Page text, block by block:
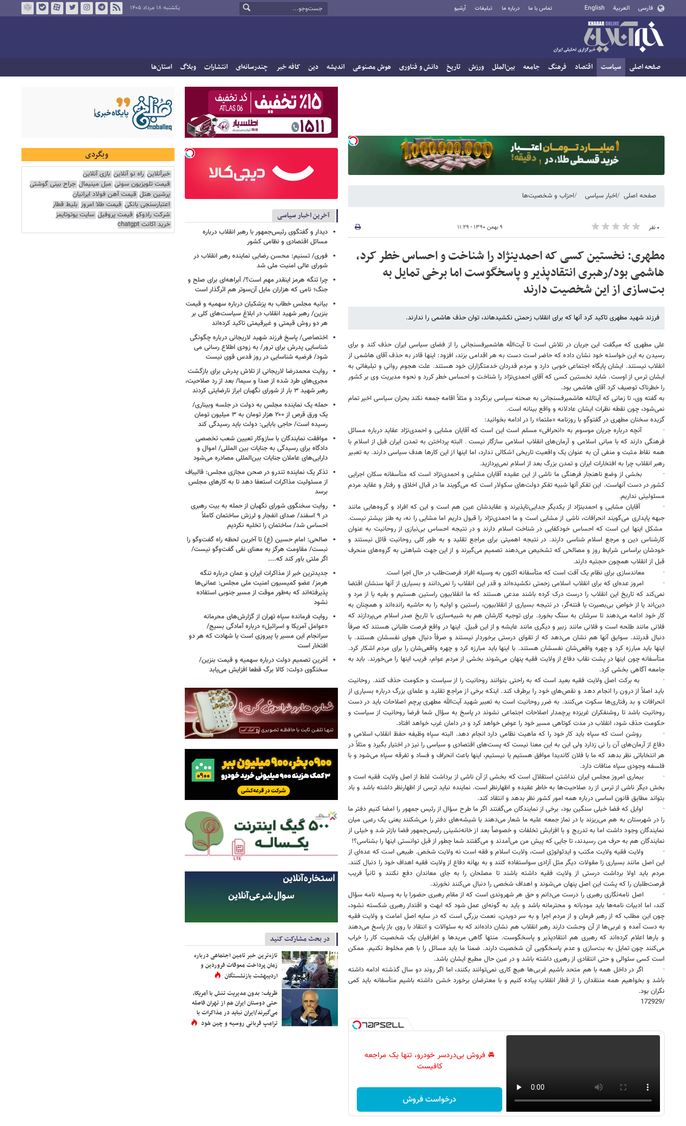
فارسی العربية English تماس با ما درباره ما تبلیغات آرشیو یکشنبه ۱۸ مرداد ۱۴۰۵
صفحه اصلی سیاست اقتصاد فرهنگ جامعه بین‌الملل ورزش تاریخ دانش و فناوری هوش مصنوعی اندیشه دین کافه خبر چندرسانه‌ای انتشارات وبلاگ استان‌ها
صفحه اصلی اخبار سیاسی احزاب و شخصیت‌ها
۰ نفر ۹ بهمن ۱۳۹۰ - ۱۱:۲۹
مطهری: نخستین کسی که احمدی​نژاد را شناخت و احساس خطر کرد،
هاشمی بود/رهبری انتقاد‌پذیر و پاسخگوست اما برخی تمایل به
بت‌سازی از این شخصیت دارند
فرزند شهید مطهری تاکید کرد آنها که برای انقلاب زحمتی نکشیده​اند، توان حذف هاشمی را ندارند.
علی مطهری که می​گفت این جریان در تلاش است تا آیت‌الله هاشمی​رفسنجانی را از فضای سیاسی ایران حذف کند و برای
رسیدن به این خواسته خود نشان داده که حاضر است دست به هر اقدامی بزند، افزود: اینها قادر به حذف آقای هاشمی از
انقلاب نیستند. ایشان پایگاه اجتماعی خوبی دارد و مردم قدردان خدمتگزاران خود هستند. علت هجوم روانی و تبلیغاتی به
ایشان ترس از اوست. شاید نخستین کسی که آقای احمد‌ی‌نژاد را شناخت و احساس خطر کررد و نحوه مدیریت وی بر کشور
را خطرناک توصیف کرد آقای هاشمی بود.
به گفته وی، تا زمانی که آیت​الله هاشمی​رفسنجانی به صحنه سیاسی برنگردد و مثلاً اقامه جمعه نکند بحران سیاسی اخیر تمام
نمی‌شود، چون نقطه نظرات ایشان عادلانه و واقع بینانه است.
گزیده سخنان مطهری در گفت​وگو با روزنامه «ملت​ما» را در ادامه بخوانید:
·
آنچه درباره جریان موسوم به «انحرافی» مسلم است این است که آقایان مشایی و احمدی‌نژاد عقاید درباره مسائل
فرهنگی دارند که با مبانی اسلامی و آرمان‌های انقلاب اسلامی سازگار نیست. البته پرداختن به تمدن ایران قبل از اسلام با
همه نقاط مثبت و منفی آن به عنوان یک واقعیت تاریخی اشکالی ندارد، اما اینها از این کار‌ها هدف سیاسی دارند. به تعبیر
رهبر انقلاب چرا به افتخارات ایران و تمدن بزرگ بعد از اسلام نمی‌پردازید.
·
بخشی از وضع ناهنجار فرهنگی ما ناشی از این عقیده آقایان مشایی و احمدی‌نژاد است که متأسفانه سکان اجرایی
کشور در دست آنهاست. این تفکر آنها شبیه تفکر دولت‌های سکولار است که می‌گویند ما در قبال اخلاق و رفتار و عقاید مردم
مسئولیتی نداریم.
·
آقایان مشایی و احمدی​نژاد از یکدیگر جدایی‌ناپذیرند و عقایدشان عین هم است و این که افراد و گروه‌هایی مانند
جبهه پایداری می‌گویند انحرافات، ناشی از مشایی است و ما احمدی‌نژاد را قبول داریم اما مشایی را نه، یه طنز بیشتر نیست.
مشکل اینها این است که احساس خود‌کفایی در شناخت اسلام دارند و در نتیجه احساس بی‌نیازی از روحانیت به عنوان
کارشناس دین و مرجع اسلام شناسی دارند. در نتیجه اهمیتی برای مراجع تقلید و به طور کلی روحانیت قائل نیستند و
خودشان براساس شرایط روز و مصالحی که تشخیص می‌دهند تصمیم می‌گیرند و از این جهت شباهتی به گروه‌های منحرف
قبل از انقلاب همچون حجتیه دارند.
· معاند‌سازی برای نظام یک آفت است که متأسفانه اکنون به وسیله افراد فرصت‌طلب در حال اجرا است.
·
امروز عده‌ای که برای انقلاب اسلامی زحمتی نکشیده‌اند و قدر این انقلاب را نمی‌دانند و بسیاری از آنها سنشان اقتضا
نمی‌کند که تاریخ این انقلاب را درست درک کرده باشند مدعی هستند که ما انقلابیون راستین هستیم و بقیه یا از مرد و
دین‌اند یا از خواص بی‌بصیرت یا فتنه‌گر، در نتیجه بسیاری از انقلابیون، راستین و اولیه را به حاشیه رانده‌اند و همچنان به
کار خود ادامه می‌دهند تا سرشان به سنگ بخورد. برای توجیه کارشان هم به شبیه‌سازی با تاریخ صدر اسلام می‌پردازند که
فلانی مانند طلحه است و فلانی مانند زبیر و دیگری مانند عایشه و از این قبیل.
اینها در واقع فرصت طلبانی هستند که صرفاً
دنبال قدرتند. سوابق آنها هم نشان می‌دهد که از تقوای درستی برخوردار نیستند و صرفاً دنبال هوای نفسشان هستند. با
اینها باید مبارزه کرد و چهره واقعی‌شان نفسشان هستند. با اینها باید مبارزه کرد و چهره واقعی‌شان را برای مردم اشکار کرد.
متأسفانه چون اینها در پشت نقاب دفاع از ولایت فقیه پنهان می‌شوند بخشی از مردم عوام، فریب اینها را می‌خورند. باید به
جامعه آگاهی بخشی کرد.
·
به برکت اصل ولایت فقیه بعید است که به راحتی بتوانند روحانیت را از سیاست و حکومت حذف کنند. روحانیت
باید اصلاً از درون را انجام دهد و نقص‌های خود را برطرف کند. اینکه برخی از مراجع تقلید و علمای بزرگ درباره بسیاری از
انحرافات و بد رفتار‌ی‌ها سکوت می‌کنند. به ضرر روحانیت است به تعبیر شهید آیت‌الله مطهری پرچم اصلاحات باید در دست
روحانیت باشد تا روشنفکران غریزده پرچمدار اصلاحات اجتماعی نشوند در پاسخ به سؤال شما فرضا روحانیت از سیاست و
حکومت حذف شود، انقلاب در مدت کوتاهی مسیر خود را عوض خواهد کرد و در دامان غرب خواهد افتاد.
·
روشن است که سپاه باید کار خود را که ماهیت نظامی دارد انجام دهد. البته سپاه وظیفه حفظ انقلاب اسلامی و
دفاع از آرمان‌های آن را نی زدارد ولی این به این معنا نیست که پست‌های اقتصادی و سیاسی را نیز در اختیار بگیرد و مثلاً در
هر انتخاباتی نظر بدهد که ما با فلان کاندیدا موافق هستیم یا نیستیم، اینها باعث انحراف و فساد و تفرقه سپاه می‌شود و با
فلسفه وجودی سپاه منافات دارد.
·
بیماری امروز مجلس ایران نداشتن استقلال است که بخشی از آن ناشی از برداشت غلط از اصل ولایت فقیه است و
بخش دیگر ناشی از ترس از رد صلاحیت‌ها به خاطر عقیده و اظهار‌نظر‌ است. نماینده نباید ترسی از اظهار‌نظر داشته باشد و باد
بتواند مطابق قانون اساسی درباره همه امور کشور نظر بدهد و انتقاد کند.
·
اوایل که فضا خیلی سنگین بود، برخی از نمایندگان می‌گفتند اگر ما طرح سؤال از رئیس جمهور را امضا کنیم دفتر ما
را در شهرستان به هم می‌ریزند یا در نماز جمعه علیه ما شعار می‌دهند یا شیشه‌های دفتر را می‌شکنند یعنی یک رعبی میان
نمایندگان وجود داشت اما به تدریج و با افزایش تخلفات و خصوصاً بعد از خانه‌نشینی رئیس‌جمهور فضا باز‌تر شد و خیلی از
نمایندگان هم به حرف من رسیدند، تا جایی که پیش من می‌آمدند و می‌گفتند شما چطور از قبل توانستی اینها را بشناسی؟!
·
ولایت فقیه ولایت مکتب و ایدئولوژی است، ولایت اسلام و فقه است نه ولایت شخص. طبیعی است که عده‌‌ای از
این اصل مانند بسیاری زا مقولات دیگر مثل آزادی سو‌استفاده کنند و به بهانه دفاع از ولایت فقیه اهداف خود را دنبال کنند.
مردم باید اولا برداشت درستی از ولایت فقیه داشته باشند تا مصلحان را به جای معاندان دفع نکنند و ثانیاً فریب
فرصت‌طلبان را که پشت این اصل پنهان می‌شوند و اهداف شخصی را دنبال می‌کنند نخورند.
·
اصل نامه‌نگاری رهبری را درست می‌دانم و حق هر شهروندی است که از مقام رهبری حضورا یا به وسیله نامه سؤال
کند، اما ادبیات نامه‌ها باید مودبانه و محترمانه باشد و باید به گونه‌ای عمل شود که ابهت و اقتدار رهبری شکسته نشود،
چون این مطلب که از رهبر فرمان و از مردم اجرا و به سر دویدن، نعمت بزرگی است که در سایه اصل امامت و ولایت فقیه
به دست آمده و غربی‌ها از آن وحشت دارند رهبر انقلاب هم نشان داده‌اند که به سئوالات و انتقاد با روی باز پاسخ می‌دهند
و بارها اعلام کرده‌اند که رهبری هم انتقاد‌پذیر و پاسخگوست. منتها گاهی مرید‌ها و اطرافیان یک شخصیت کار را خراب
می‌کنند چون تمایل به بت‌سازی و عدم پاسخگویی آن شخصیت دارند. ضمنا ما باید مسائل را با هم مخلوط نکنیم. ممکن
است کسی سئوالی و حتی انتقادی از رهبری داشته باشد و در عین حال مطیع ایشان باشد.
·
اگر در داخل همه با هم متحد باشیم غربی‌ها هیچ کاری نمی‌توانند بکنند، اما اگر روند دو سال گذشته ادامه داشته
باشد و بخواهیم همه منتقدان را از قطار انقلاب پیاده کنیم و با معترضان برخورد خشن داشته باشیم متأسفانه باید کمی
نگران بود.
/172929
🚘 فروش بی‌دردسر خودرو، تنها یک مراجعه
کافیست
درخواست فروش
آخرین اخبار سیاسی
دیدار و گفتگوی رئیس‌جمهور با رهبر انقلاب درباره
مسائل اقتصادی و نظامی کشور
فوری/ تسنیم: محسن رضایی نماینده رهبر انقلاب در
شورای عالی امنیت ملی شد
چرا تنگه هرمز اینقدر مهم است؟/ آبراهه‌ای برای صلح و
جنگ؛ نامی که هزاران مایل آن‌سوتر هم اثرگذار است
بیانیه مجلس خطاب به پزشکیان درباره سهمیه و قیمت
بنزین/ رهبر شهید انقلاب در ابلاغ سیاست‌های کلی بر
هر دو روش قیمتی و غیرقیمتی تاکید کرده‌اند
اختصاصی/ پاسخ فرزند شهید لاریجانی درباره چگونگی
شناسایی پدرش برای ترور/ به زودی اطلاع رسانی می
شود/ فرضیه شناسایی در روز قدس قوی نیست
روایت محمدرضا لاریجانی از تلاش پدرش برای بازگشت
مجری‌های طرد شده از صدا و سیما/ بعد از رد صلاحیت،
رهبر شهید ۳ بار از شورای نگهبان ابراز نارضایتی کردند
حمله یک نماینده مجلس به دولت در جلسه وبیناری/
یک ورق قرص از ۲۰۰ هزار تومان به ۳ میلیون تومان
رسیده است/ حاجی بابایی: دولت باید رسیدگی کند
موافقت نمایندگان با سازوکار تعیین شعب تخصصی
دادگاه برای رسیدگی به جنایات بین المللی/ اموال و
دارایی‌های عاملان جنایات بین‌المللی مصادره می‌شود
تذکر یک نماینده تندرو در صحن مجازی مجلس: قالیباف
از مسئولیت مذاکرات استعفا دهد تا به کارهای مجلس
برسد
روایت سخنگوی شورای نگهبان از حمله به بیت رهبری
در ۹ اسفند/ صدای انفجار و لرزش ساختمان کاملاً
احساس شد/ ساختمان را تخلیه نکردیم
صالحی: امام حسین (ع) تا آخرین لحظه راه گفت‌وگو را
نبست/ مقاومت هرگز به معنای نفی گفت‌وگو نیست/
اگر ملتی باور کند که....
جدیدترین خبر از مذاکرات ایران و عمان درباره تنگه
هرمز/ عضو کمیسیون امنیت ملی مجلس: عمانی‌ها
پذیرفته‌اند که به‌طور موقت از مسیر جنوبی استفاده
نشود
روایت فرمانده سپاه تهران از گزارش‌های محرمانه
«عوامل آمریکا و اسرائیل» درباره آمادگی بسیج/
سرانجام این مسیر یا پیروزی است یا شهادت که هر دو
افتخار است
آخرین تصمیم دولت درباره سهمیه و قیمت بنزین/
سخنگوی دولت: کالا برگ قطعا افزایش می‌یابد
در بحث مشارکت کنید
تازه‌ترین خبر تامین اجتماعی درباره
زمان پرداخت معوقات فروردین و
اردیبهشت بازنشستگان
ظریف: بدون مدیریت تنش با آمریکا،
حتی دوستان ایران هم از تهران فاصله
می‌گیرند/ایران نباید در مذاکرات با
ترامپ قربانی روسیه و چین شود
وبگردی
خبرآنلاین راه نو آنلاین بازی آنلاین
قیمت تلویزیون سونی مبل مینیمال جراح بینی گوشتی
پرشین هتل قیمت آهن فولاد ایرانیان
اعتبارسنجی بانکی قیمت طلا امروز بلیط قطار
شرکت رادوکو قیمت پروفیل سایت یوتوتایمز
خرید اکانت chatgpt